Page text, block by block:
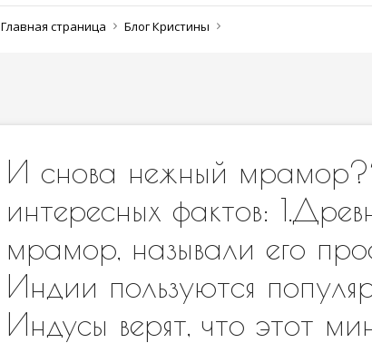
Главная страница Блог Кристины
И снова нежный
интересных фактов:
мрамор, называли его
Индии пользуются
Индусы верят, что этот